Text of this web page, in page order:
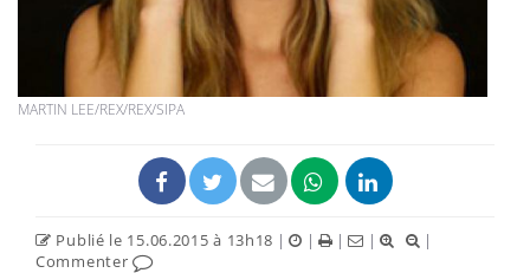
MARTIN LEE/REX/REX/SIPA
Publié le 15.06.2015 à 13h18 | | | |
|
Commenter